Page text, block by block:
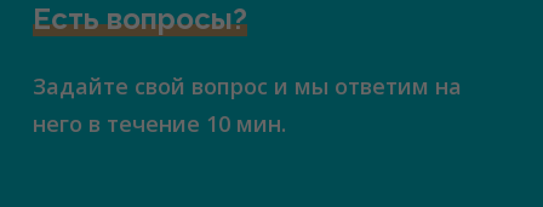
Есть вопросы?
Задайте свой вопрос и мы ответим на
него в течение 10 мин.